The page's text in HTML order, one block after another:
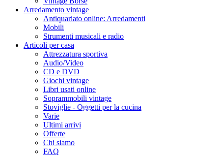
Arredamento vintage
Antiquariato online: Arredamenti
Mobili
Strumenti musicali e radio
Articoli per casa
Attrezzatura sportiva
Audio/Video
CD e DVD
Giochi vintage
Libri usati online
Soprammobili vintage
Stoviglie - Oggetti per la cucina
Varie
Ultimi arrivi
Offerte
Chi siamo
FAQ